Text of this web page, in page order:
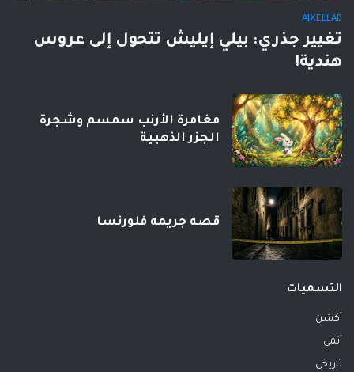
AIXELLAB
تغيير جذري: بيلي إيليش تتحول إلى عروس
هندية!
مغامرة الأرنب سمسم وشجرة
الجزر الذهبية
قصه جريمه فلورنسا
التسميات
أكشن
أنمي
تاريخي